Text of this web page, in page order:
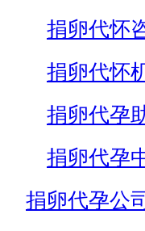
捐卵代怀
捐卵代怀
捐卵代孕
捐卵代孕
捐卵代孕公